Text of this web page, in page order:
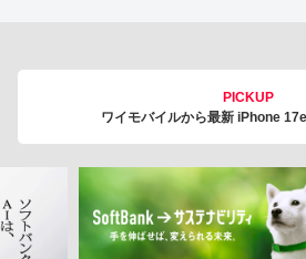
PICKUP
ワイモバイルから最新 iPhone